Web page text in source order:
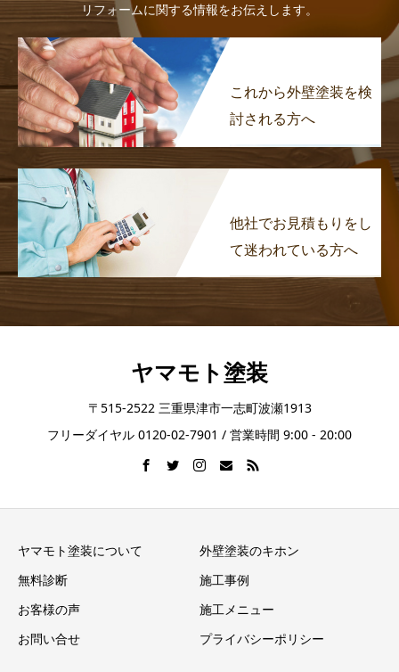
リフォームに関する情報をお伝えします。
これから外壁塗装を検
討される方へ
他社でお見積もりをし
て迷われている方へ
ヤマモト塗装
〒515-2522 三重県津市一志町波瀬1913
フリーダイヤル 0120-02-7901 / 営業時間 9:00 - 20:00
ヤマモト塗装について
外壁塗装のキホン
無料診断
施工事例
お客様の声
施工メニュー
お問い合せ
プライバシーポリシー